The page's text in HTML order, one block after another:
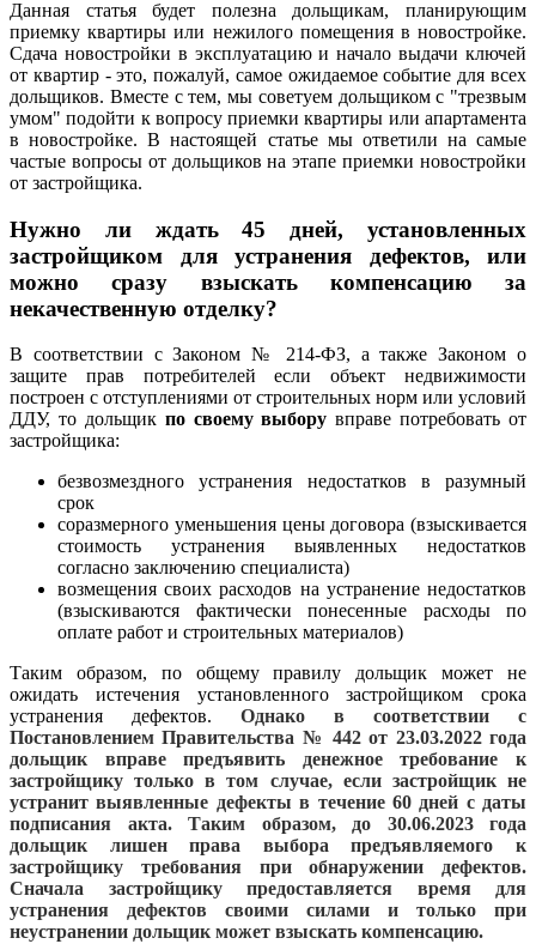
Данная статья будет полезна дольщикам, планирующим
приемку квартиры или нежилого помещения в новостройке.
Сдача новостройки в эксплуатацию и начало выдачи ключей
от квартир - это, пожалуй, самое ожидаемое событие для всех
дольщиков. Вместе с тем, мы советуем дольщиком с "трезвым
умом" подойти к вопросу приемки квартиры или апартамента
в новостройке. В настоящей статье мы ответили на самые
частые вопросы от дольщиков на этапе приемки новостройки
от застройщика.
Нужно ли ждать 45 дней, установленных
застройщиком для устранения дефектов, или
можно сразу взыскать компенсацию за
некачественную отделку?
В соответствии с Законом № 214-ФЗ, а также Законом о
защите прав потребителей если объект недвижимости
построен с отступлениями от строительных норм или условий
ДДУ, то дольщик по своему выбору вправе потребовать от
застройщика:
безвозмездного устранения недостатков в разумный
срок
соразмерного уменьшения цены договора (взыскивается
стоимость устранения выявленных недостатков
согласно заключению специалиста)
возмещения своих расходов на устранение недостатков
(взыскиваются фактически понесенные расходы по
оплате работ и строительных материалов)
Таким образом, по общему правилу дольщик может не
ожидать истечения установленного застройщиком срока
устранения дефектов. Однако в соответствии с
Постановлением Правительства № 442 от 23.03.2022 года
дольщик вправе предъявить денежное требование к
застройщику только в том случае, если застройщик не
устранит выявленные дефекты в течение 60 дней с даты
подписания акта. Таким образом, до 30.06.2023 года
дольщик лишен права выбора предъявляемого к
застройщику требования при обнаружении дефектов.
Сначала застройщику предоставляется время для
устранения дефектов своими силами и только при
неустранении дольщик может взыскать компенсацию.